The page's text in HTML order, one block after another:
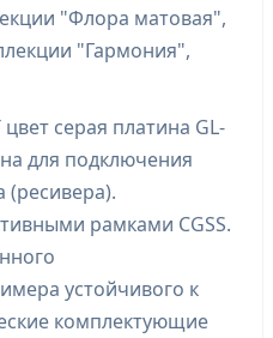
"Флора матовая",
"Гармония",
цвет серая платина GL-
для подключения
(ресивера).
рамками CGSS.
устойчивого к
комплектующие